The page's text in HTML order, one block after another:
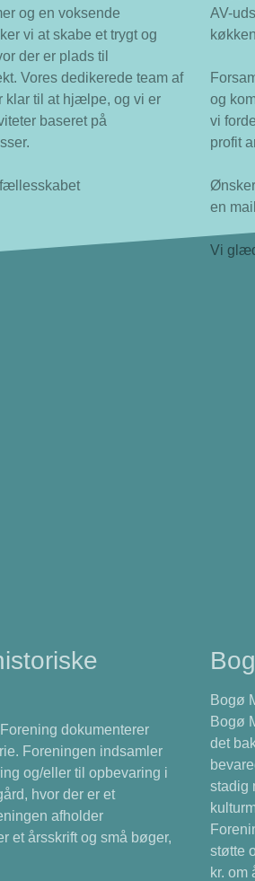
og en voksende
vi at skabe et trygt og
der er plads til
Vores dedikerede team af
klar til at hjælpe, og vi er
baseret på
AV-
og
vi
profit
en
Vi
dokumenterer
Foreningen indsamler
og/eller til opbevaring i
hvor der er et
afholder
et årsskrift og små bøger,
Bogø
Bogø
det
stadig
støtte
kr. om